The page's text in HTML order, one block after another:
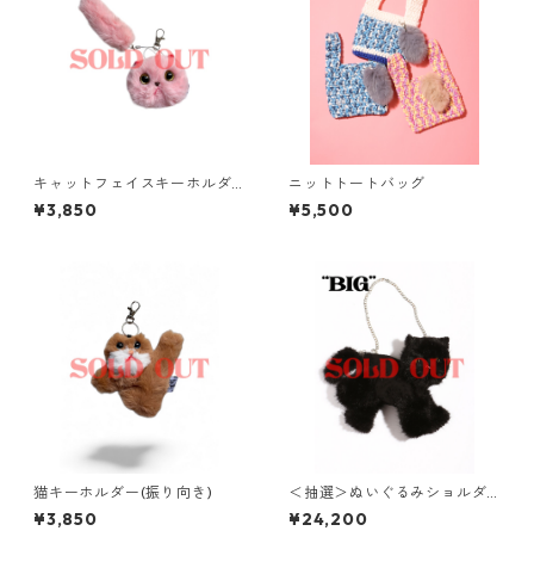
キャットフェイスキーホルダ
ー
¥3,850
ニットトートバッグ
¥5,500
猫キーホルダー(振り向き)
¥3,850
＜抽選＞ぬいぐるみショルダ
ーバッグ( NO,14 / big )
¥24,200